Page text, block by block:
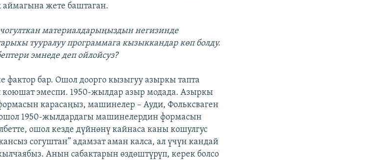
аймагына жете баштаган.
материалдарыңыздын негизинде
тууралуу программага кызыккандар көп болду.
эмнеде деп ойлойсуз?
фактор бар. Ошол доорго кызыгуу азыркы тапта
коюшат эмеспи. 1950-жылдар азыр модада. Азыркы
карасаңыз, машинелер – Ауди, Фольксваген
1950-жылдардагы машинелердин формасын
ошол кезде дүйнөнү кайнаса каны кошулгус
согуштан” адамзат аман калса, ал үчүн кандай
Анын сабактарын өздөштүрүп, керек болсо